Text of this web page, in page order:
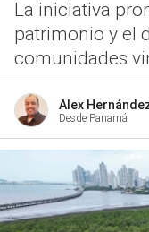
La iniciativa
patrimonio y el
comunidades
Alex
Desde Panamá